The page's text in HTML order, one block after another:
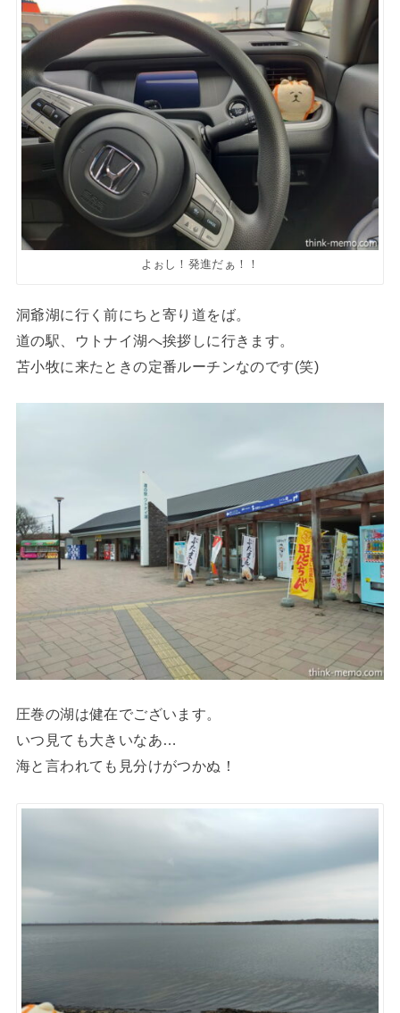
よぉし！発進だぁ！！
洞爺湖に行く前にちと寄り道をば。
道の駅、ウトナイ湖へ挨拶しに行きます。
苫小牧に来たときの定番ルーチンなのです(笑)
圧巻の湖は健在でございます。
いつ見ても大きいなあ…
海と言われても見分けがつかぬ！